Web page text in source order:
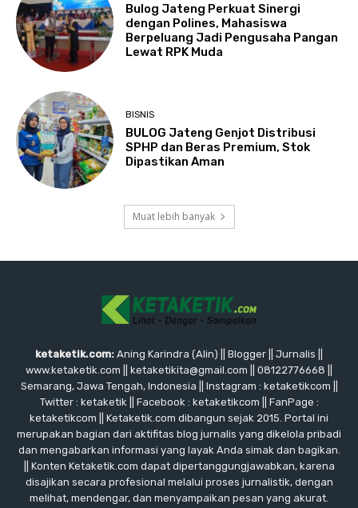
Bulog Jateng Perkuat Sinergi
dengan Polines, Mahasiswa
Berpeluang Jadi Pengusaha Pangan
Lewat RPK Muda
BISNIS
BULOG Jateng Genjot Distribusi
SPHP dan Beras Premium, Stok
Dipastikan Aman
Muat lebih banyak
ketaketik.com: Aning Karindra (Alin) || Blogger || Jurnalis ||
www.ketaketik.com || ketaketikita@gmail.com || 08122776668 ||
Semarang, Jawa Tengah, Indonesia || Instagram : ketaketikcom ||
Twitter : ketaketik || Facebook : ketaketikcom || FanPage :
ketaketikcom || Ketaketik.com dibangun sejak 2015. Portal ini
merupakan bagian dari aktifitas blog jurnalis yang dikelola pribadi
dan mengabarkan informasi yang layak Anda simak dan bagikan.
|| Konten Ketaketik.com dapat dipertanggungjawabkan, karena
disajikan secara profesional melalui proses jurnalistik, dengan
melihat, mendengar, dan menyampaikan pesan yang akurat.